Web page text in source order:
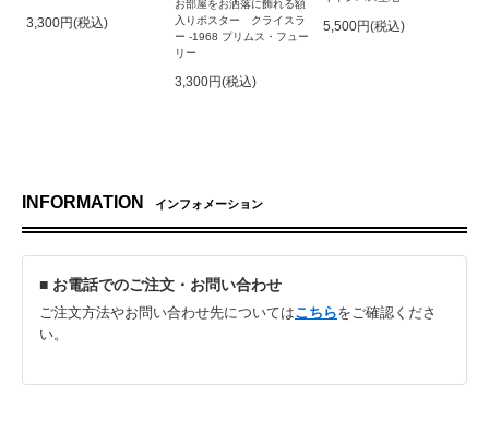
3,300円(税込)
お部屋をお洒落に飾れる額
入りポスター クライスラ
ー -1968 プリムス・フュー
リー
3,300円(税込)
5,500円(税込)
INFORMATION インフォメーション
■ お電話でのご注文・お問い合わせ
ご注文方法やお問い合わせ先についてはこちらをご確認くださ
い。